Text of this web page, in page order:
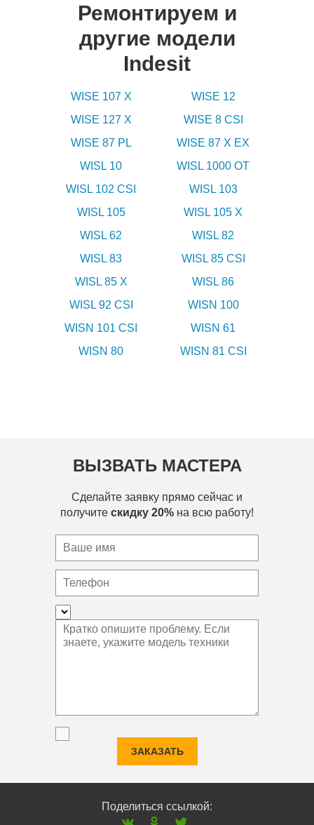
Ремонтируем и
другие модели
Indesit
WISE 107 X
WISE 12
WISE 127 X
WISE 8 CSI
WISE 87 PL
WISE 87 X EX
WISL 10
WISL 1000 OT
WISL 102 CSI
WISL 103
WISL 105
WISL 105 X
WISL 62
WISL 82
WISL 83
WISL 85 CSI
WISL 85 X
WISL 86
WISL 92 CSI
WISN 100
WISN 101 CSI
WISN 61
WISN 80
WISN 81 CSI
ВЫЗВАТЬ МАСТЕРА
Сделайте заявку прямо сейчас и
получите скидку 20% на всю работу!
ЗАКАЗАТЬ
Поделиться ссылкой: